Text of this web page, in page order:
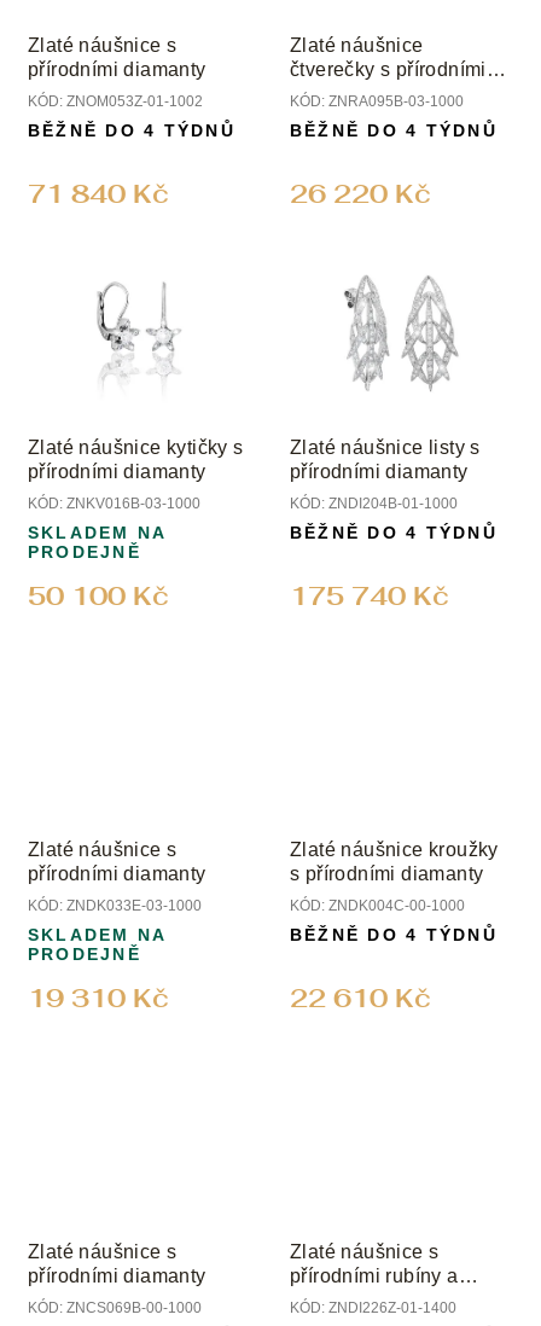
ů
o
d
u
k
ů
Zlaté náušnice s
přírodními diamanty
KÓD: ZNOM053Z-01-1002
71 840 Kč
BĚŽNĚ DO 4 TÝDNŮ
Zlaté náušnice
čtverečky s přírodními
diamanty
KÓD: ZNRA095B-03-1000
26 220 Kč
BĚŽNĚ DO 4 TÝDNŮ
Zlaté náušnice kytičky s
přírodními diamanty
KÓD: ZNKV016B-03-1000
50 100 Kč
SKLADEM NA
PRODEJNĚ
Zlaté náušnice listy s
přírodními diamanty
KÓD: ZNDI204B-01-1000
175 740 Kč
BĚŽNĚ DO 4 TÝDNŮ
Zlaté náušnice s
přírodními diamanty
KÓD: ZNDK033E-03-1000
19 310 Kč
SKLADEM NA
PRODEJNĚ
Zlaté náušnice kroužky
s přírodními diamanty
KÓD: ZNDK004C-00-1000
22 610 Kč
BĚŽNĚ DO 4 TÝDNŮ
Zlaté náušnice s
přírodními diamanty
KÓD: ZNCS069B-00-1000
Zlaté náušnice s
přírodními rubíny a
diamanty
KÓD: ZNDI226Z-01-1400